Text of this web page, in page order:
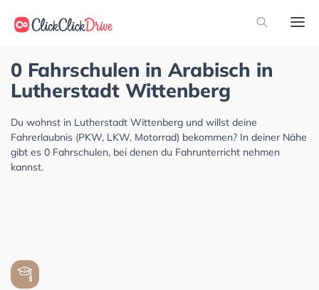
0 Fahrschulen in Arabisch in
Lutherstadt Wittenberg
Du wohnst in Lutherstadt Wittenberg und willst deine
Fahrerlaubnis (PKW, LKW, Motorrad) bekommen? In deiner Nähe
gibt es 0 Fahrschulen, bei denen du Fahrunterricht nehmen
kannst.